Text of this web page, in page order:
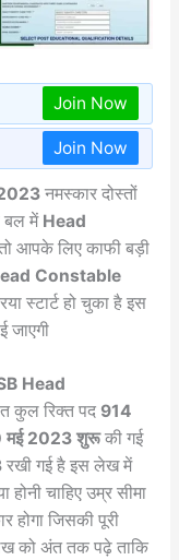
Join Now
Join Now
नमस्कार दोस्तों
बल में Head
आपके लिए काफी बड़ी
Constable
स्टार्ट हो चुका है इस
जाएगी
Head
कुल रिक्त पद 914
मई 2023 शुरूकी गई
रखी गई है इस लेख में
होनी चाहिए उम्र सीमा
होगा जिसकी पूरी
को अंत तक पढ़े ताकि